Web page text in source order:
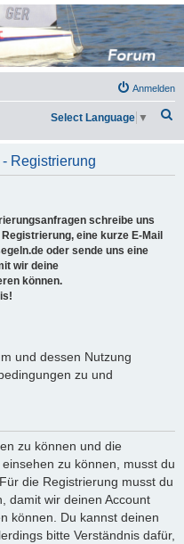
Anmelden
h
Select Language ▼
Registrierung
schreibe uns
eine kurze E-Mail
oder sende uns eine
wir deine
können.
und dessen Nutzung
zu und
zu können und die
zu können, musst du
die Registrierung musst du
damit wir deinen Account
können. Du kannst deinen
bitte Verständnis dafür,